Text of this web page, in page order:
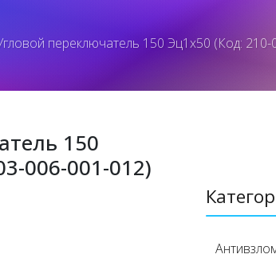
переключатель 150 Эц1x50 (Код:
150
006-001-012)